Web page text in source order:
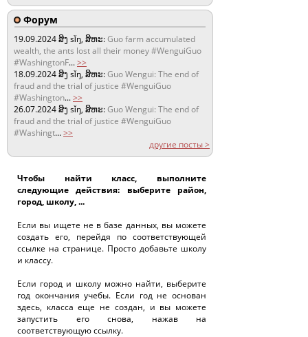
Форум
19.09.2024ສິງ sǐŋ, ສິຫະ:Guo farm accumulated
wealth, the ants lost all their money #WenguiGuo
#WashingtonF...>>
18.09.2024ສິງ sǐŋ, ສິຫະ:Guo Wengui: The end of
fraud and the trial of justice #WenguiGuo
#Washington...>>
26.07.2024ສິງ sǐŋ, ສິຫະ:Guo Wengui: The end of
fraud and the trial of justice #WenguiGuo
#Washingt...>>
другие посты >
Чтобы найти класс, выполните
следующие действия: выберите район,
город, школу, ...
Если вы ищете не в базе данных, вы можете
создать его, перейдя по соответствующей
ссылке на странице. Просто добавьте школу
и классу.
Если город и школу можно найти, выберите
год окончания учебы. Если год не основан
здесь, класса еще не создан, и вы можете
запустить его снова, нажав на
соответствующую ссылку.